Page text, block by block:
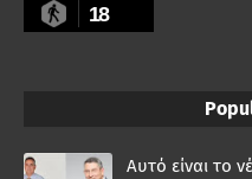
18
Αυτό είναι το